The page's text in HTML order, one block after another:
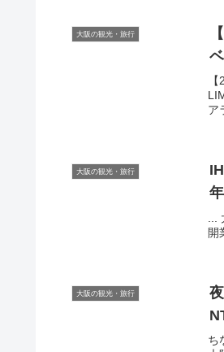
大阪の観光・旅行
ア
大阪の観光・旅行
開
大阪の観光・旅行
ち